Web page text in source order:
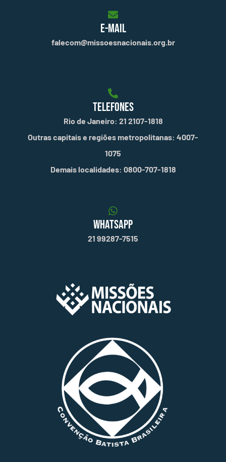
E-MAIL
falecom@missoesnacionais.org.br
TELEFONES
Rio de Janeiro: 21 2107-1818
Outras capitais e regiões metropolitanas: 4007-
1075
Demais localidades: 0800-707-1818
WHATSAPP
21 99287-7515